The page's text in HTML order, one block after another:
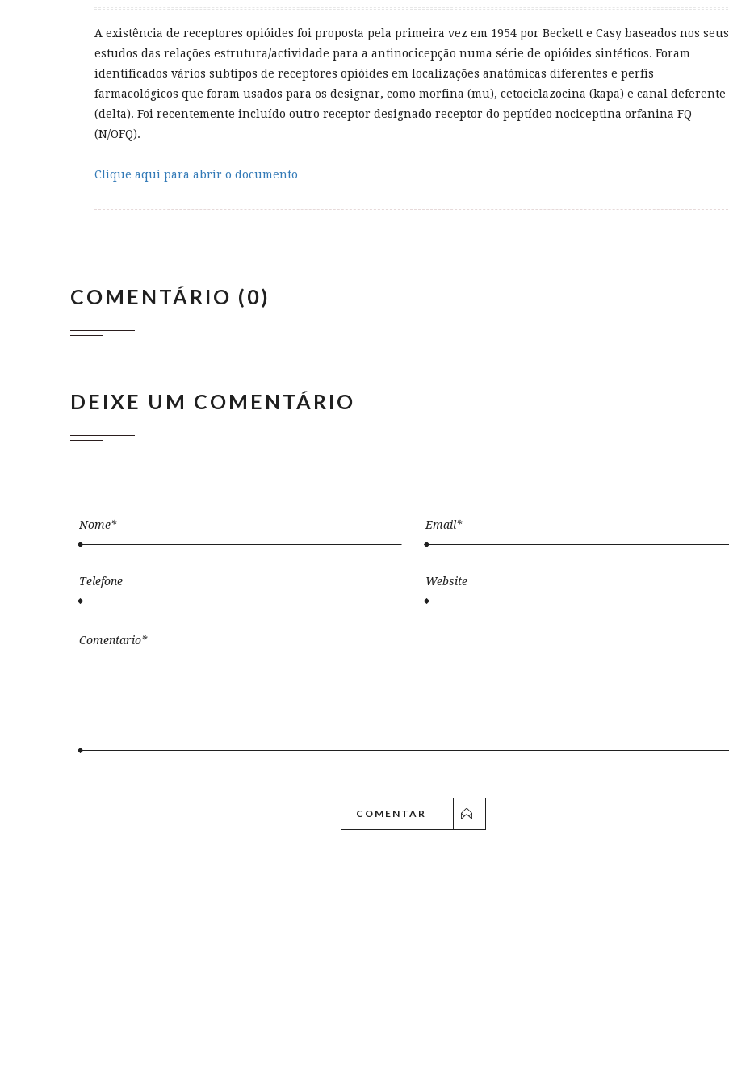
A existência de receptores opióides foi proposta pela primeira vez em 1954 por Beckett e Casy baseados nos seus
estudos das relações estrutura/actividade para a antinocicepção numa série de opióides sintéticos. Foram
identificados vários subtipos de receptores opióides em localizações anatómicas diferentes e perfis
farmacológicos que foram usados para os designar, como morfina (mu), cetociclazocina (kapa) e canal deferente
(delta). Foi recentemente incluído outro receptor designado receptor do peptídeo nociceptina orfanina FQ
(N/OFQ).
Clique aqui para abrir o documento
COMENTÁRIO (0)
DEIXE UM COMENTÁRIO